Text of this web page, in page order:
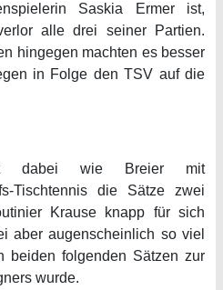
Saskia Ermer ist,
alle drei seiner Partien.
hingegen machten es besser
in Folge den TSV auf die
dabei wie Breier mit
Tischtennis die Sätze zwei
Krause knapp für sich
aber augenscheinlich so viel
beiden folgenden Sätzen zur
wurde.